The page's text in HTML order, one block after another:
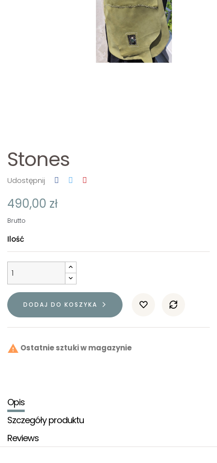
Stones
Udostępnij
490,00 zł
Brutto
Ilość
DODAJ DO KOSZYKA
 Ostatnie sztuki w magazynie
Opis
Szczegóły produktu
Reviews